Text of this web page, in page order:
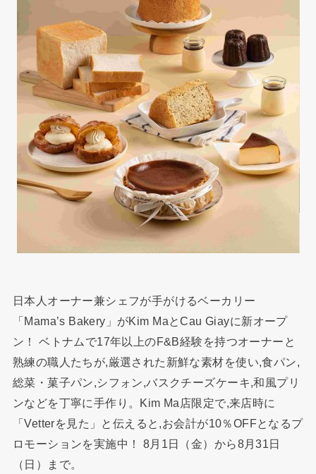
日本人オーナー兼シェフが手がけるベーカリー
「Mama’s Bakery」がKim MaとCau Giayに新オープ
ン！ ベトナムで17年以上のF&B経験を持つオーナーと
熟練の職人たちが,厳選された新鮮な素材を使い,食パン,
総菜・菓子パン,シフォン,バスクチーズケーキ,和風プリ
ンなどを丁寧に手作り。Kim Ma店限定で,来店時に
「Vetterを見た」と伝えると,お会計が10％OFFとなるプ
ロモーションを実施中！ 8月1日（金）から8月31日
（日）まで。